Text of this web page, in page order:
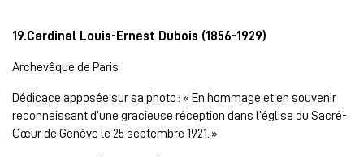
19.Cardinal Louis-Ernest Dubois (1856-1929)
Archevêque de Paris
Dédicace apposée sur sa photo : « En hommage et en souvenir
reconnaissant d’une gracieuse réception dans l’église du Sacré-
Cœur de Genève le 25 septembre 1921. »